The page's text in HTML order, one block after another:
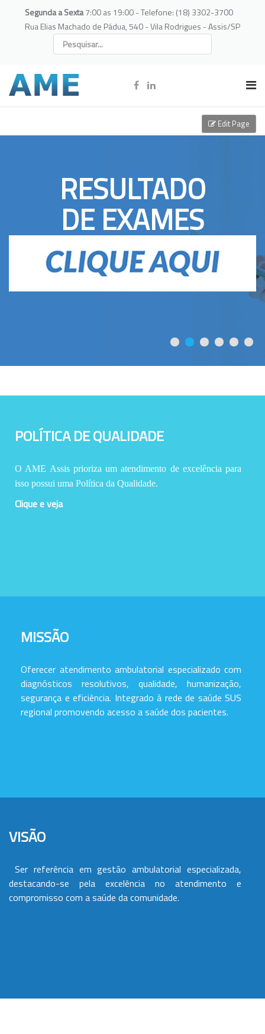
Segunda a Sexta7:00 as 19:00 - Telefone: (18) 3302-3700
Rua Elias Machado de Pádua, 540 - Vila Rodrigues - Assis/SP
RESULTADO
DE EXAMES
POLÍTICA DE QUALIDADE
O AME Assis prioriza um atendimento de excelência para
isso possui uma Política da Qualidade.
Clique e veja
MISSÃO
Oferecer atendimento ambulatorial especializado com
diagnósticos resolutivos, qualidade, humanização,
segurança e eficiência. Integrado à rede de saúde SUS
regional promovendo acesso a saúde dos pacientes.
VISÃO
Ser referência em gestão ambulatorial especializada,
destacando-se pela excelência no atendimento e
compromisso com a saúde da comunidade.
Edit Page